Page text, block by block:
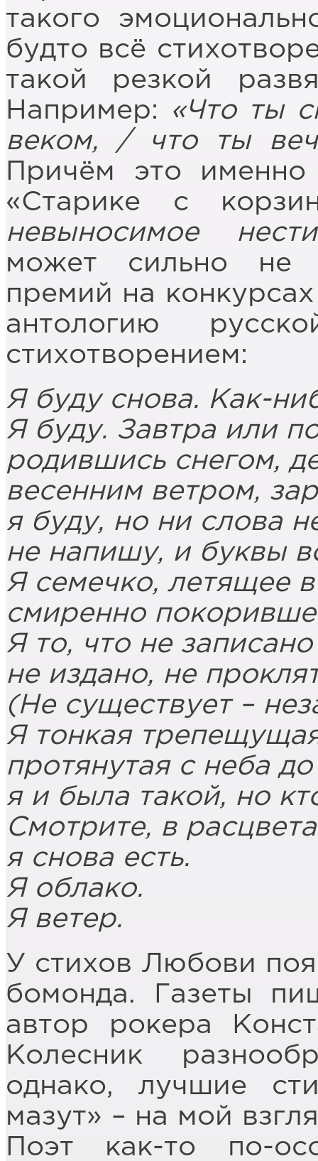
такого
будто всё
такой резкой
Например:
«Что ты
веком,
/ что ты
Причём это
«Старике с
невыносимое
может сильно не
премий на
антологию
стихотворением:
Я буду снова. Как-
Я буду. Завтра или
родившись снегом,
весенним ветром,
я буду, но ни слова
не напишу, и буквы
Я семечко, летящее
смиренно
Я то, что не записано
не издано, не
(Не существует –
Я тонкая
протянутая с неба
я и была такой, но
Смотрите, в
я снова есть.
Я облако.
Я ветер.
У стихов Любови
бомонда. Газеты
автор рокера
Колесник
однако, лучшие
мазут» – на мой
Поэт как-то по-